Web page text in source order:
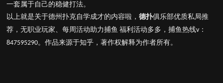
一套属于自己的稳健打法。
以上就是关于德州扑克自学成才的内容啦，德扑俱乐部优质私局推
荐 ，无职业玩家、每周活动助力捕鱼 福利活动多多 ，捕鱼热线v ：
847595290。作品来源于知乎，著作权解释为作者所有。